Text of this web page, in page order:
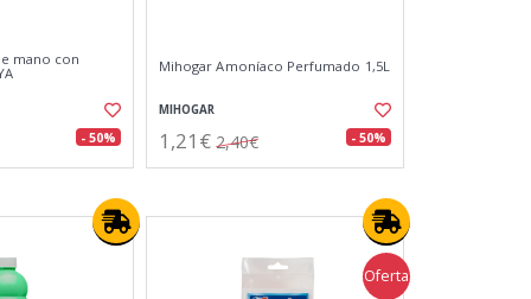
mano con
- 50%
Mihogar Amoníaco Perfumado 1,5L
MIHOGAR
1,21€ 2,40€ - 50%
Oferta